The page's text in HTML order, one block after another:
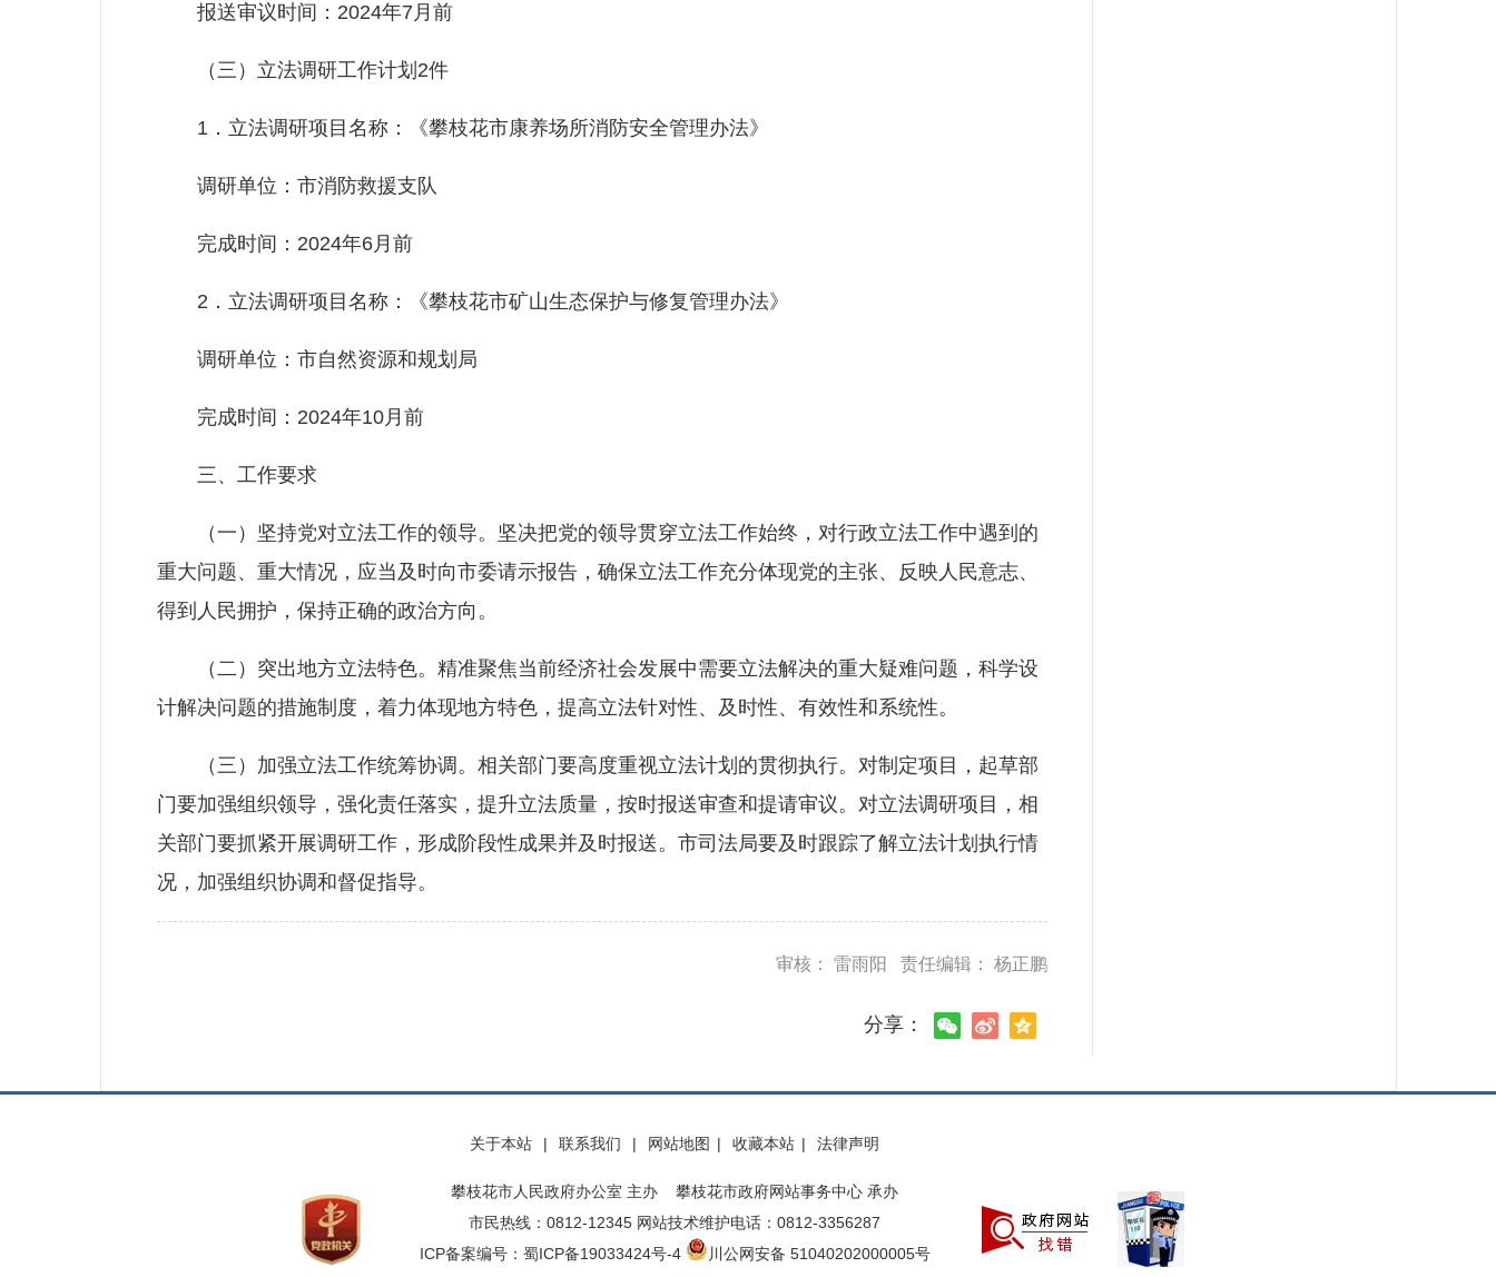
报送审议时间：2024年7月前
（三）立法调研工作计划2件
1．立法调研项目名称：《攀枝花市康养场所消防安全管理办法》
调研单位：市消防救援支队
完成时间：2024年6月前
2．立法调研项目名称：《攀枝花市矿山生态保护与修复管理办法》
调研单位：市自然资源和规划局
完成时间：2024年10月前
三、工作要求
（一）坚持党对立法工作的领导。坚决把党的领导贯穿立法工作始终，对行政立法工作中遇到的
重大问题、重大情况，应当及时向市委请示报告，确保立法工作充分体现党的主张、反映人民意志、
得到人民拥护，保持正确的政治方向。
（二）突出地方立法特色。精准聚焦当前经济社会发展中需要立法解决的重大疑难问题，科学设
计解决问题的措施制度，着力体现地方特色，提高立法针对性、及时性、有效性和系统性。
（三）加强立法工作统筹协调。相关部门要高度重视立法计划的贯彻执行。对制定项目，起草部
门要加强组织领导，强化责任落实，提升立法质量，按时报送审查和提请审议。对立法调研项目，相
关部门要抓紧开展调研工作，形成阶段性成果并及时报送。市司法局要及时跟踪了解立法计划执行情
况，加强组织协调和督促指导。
审核： 雷雨阳 责任编辑： 杨正鹏
分享：
关于本站 | 联系我们 | 网站地图 | 收藏本站 | 法律声明
攀枝花市人民政府办公室 主办 攀枝花市政府网站事务中心 承办
市民热线：0812-12345 网站技术维护电话：0812-3356287
ICP备案编号：蜀ICP备19033424号-4
川公网安备 51040202000005号